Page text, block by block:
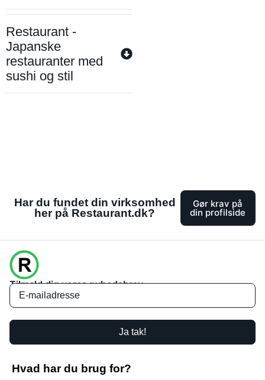
Restaurant -
Japanske
restauranter med
sushi og stil
Har du fundet din virksomhed
her på Restaurant.dk?
Gør krav på
din profilside
Tilmeld dig vores nyhedsbrev
Ja tak!
Hvad har du brug for?